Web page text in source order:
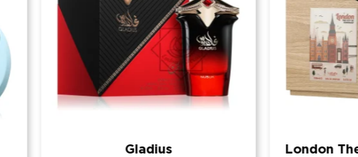
London The City Of